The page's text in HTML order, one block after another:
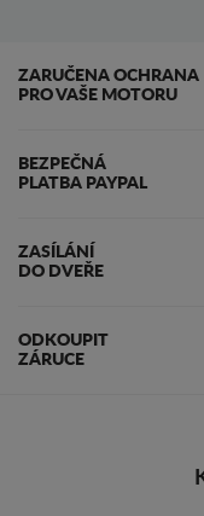
ZARUČENA OCHRANA
PRO VAŠE MOTORU
BEZPEČNÁ
PLATBA PAYPAL
ZASÍLÁNÍ
DO DVEŘE
ODKOUPIT
ZÁRUCE